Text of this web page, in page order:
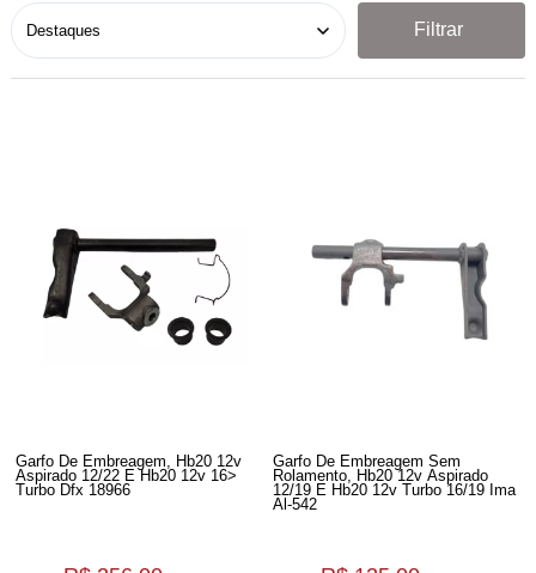
Filtrar
Garfo De Embreagem, Hb20 12v
Aspirado 12/22 E Hb20 12v 16>
Turbo Dfx 18966
Garfo De Embreagem Sem
Rolamento, Hb20 12v Aspirado
12/19 E Hb20 12v Turbo 16/19 Ima
Al-542